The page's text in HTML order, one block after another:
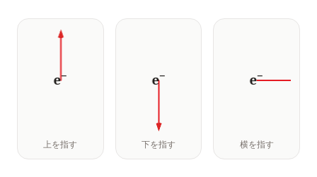
e−
上を指す
e−
下を指す
e−
横を指す